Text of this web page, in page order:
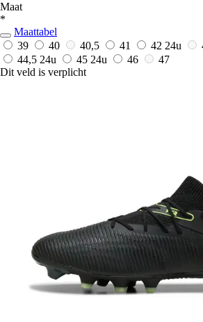
Maat
*
Maattabel
39
40 40,5 41 42 24u
44,5 24u 45 24u 46
47
Dit veld is verplicht